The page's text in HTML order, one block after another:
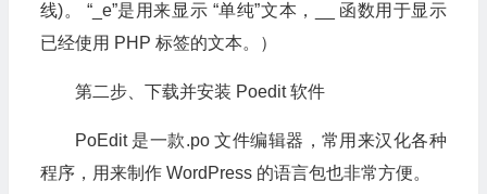
线)。 “_e”是用来显示 “单纯”文本，__ 函数用于显示
已经使用 PHP 标签的文本。）
第二步、下载并安装 Poedit 软件
PoEdit 是一款.po 文件编辑器，常用来汉化各种
程序，用来制作 WordPress 的语言包也非常方便。